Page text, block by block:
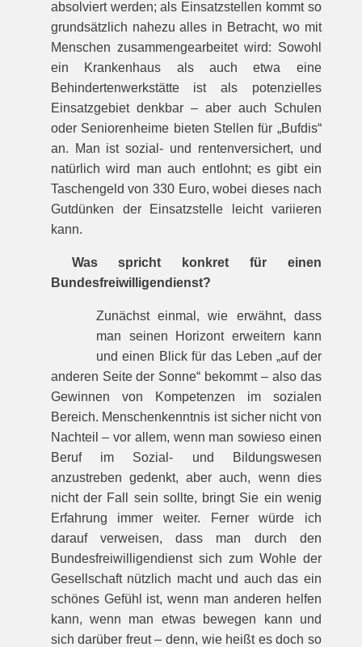
absolviert werden; als Einsatzstellen kommt so
grundsätzlich nahezu alles in Betracht, wo mit
Menschen zusammengearbeitet wird: Sowohl
ein Krankenhaus als auch etwa eine
Behindertenwerkstätte ist als potenzielles
Einsatzgebiet denkbar – aber auch Schulen
oder Seniorenheime bieten Stellen für „Bufdis“
an. Man ist sozial- und rentenversichert, und
natürlich wird man auch entlohnt; es gibt ein
Taschengeld von 330 Euro, wobei dieses nach
Gutdünken der Einsatzstelle leicht variieren
kann.
Was spricht konkret für einen
Bundesfreiwilligendienst?
Zunächst einmal, wie erwähnt, dass
man seinen Horizont erweitern kann
und einen Blick für das Leben „auf der
anderen Seite der Sonne“ bekommt – also das
Gewinnen von Kompetenzen im sozialen
Bereich. Menschenkenntnis ist sicher nicht von
Nachteil – vor allem, wenn man sowieso einen
Beruf im Sozial- und Bildungswesen
anzustreben gedenkt, aber auch, wenn dies
nicht der Fall sein sollte, bringt Sie ein wenig
Erfahrung immer weiter. Ferner würde ich
darauf verweisen, dass man durch den
Bundesfreiwilligendienst sich zum Wohle der
Gesellschaft nützlich macht und auch das ein
schönes Gefühl ist, wenn man anderen helfen
kann, wenn man etwas bewegen kann und
sich darüber freut – denn, wie heißt es doch so